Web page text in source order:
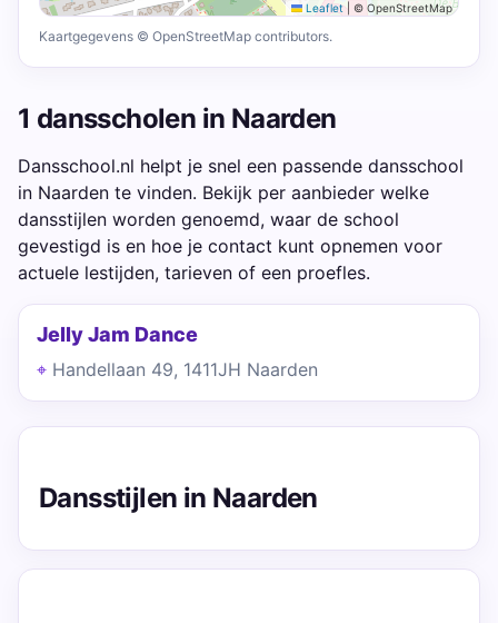
Leaflet | © OpenStreetMap
Kaartgegevens © OpenStreetMap contributors.
1 dansscholen in Naarden
Dansschool.nl helpt je snel een passende dansschool
in Naarden te vinden. Bekijk per aanbieder welke
dansstijlen worden genoemd, waar de school
gevestigd is en hoe je contact kunt opnemen voor
actuele lestijden, tarieven of een proefles.
Jelly Jam Dance
Handellaan 49, 1411JH Naarden
Dansstijlen in Naarden